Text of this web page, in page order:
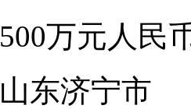
500万元人民
山东济宁市